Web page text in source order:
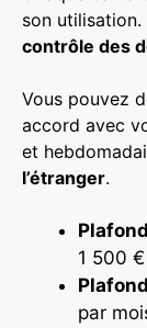
son
contrôle des
Vous pouvez
accord avec
et
l’étranger.
1 500
par